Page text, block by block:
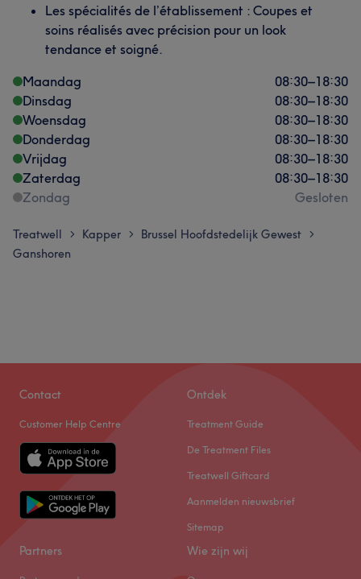
Les spécialités de l’établissement : Coupes et
soins réalisés avec précision pour un look
tendance et soigné.
Maandag
08:30–18:30
Dinsdag
08:30–18:30
Woensdag
08:30–18:30
Donderdag
08:30–18:30
Vrijdag
08:30–18:30
Zaterdag
08:30–18:30
Zondag
Gesloten
Treatwell > Kapper > Brussel Hoofdstedelijk Gewest >
Ganshoren
Contact
Customer Help Centre
Ontdek
Treatment Guide
De Treatment Files
Treatwell Giftcard
Aanmelden nieuwsbrief
Sitemap
Partners Wie zijn wij